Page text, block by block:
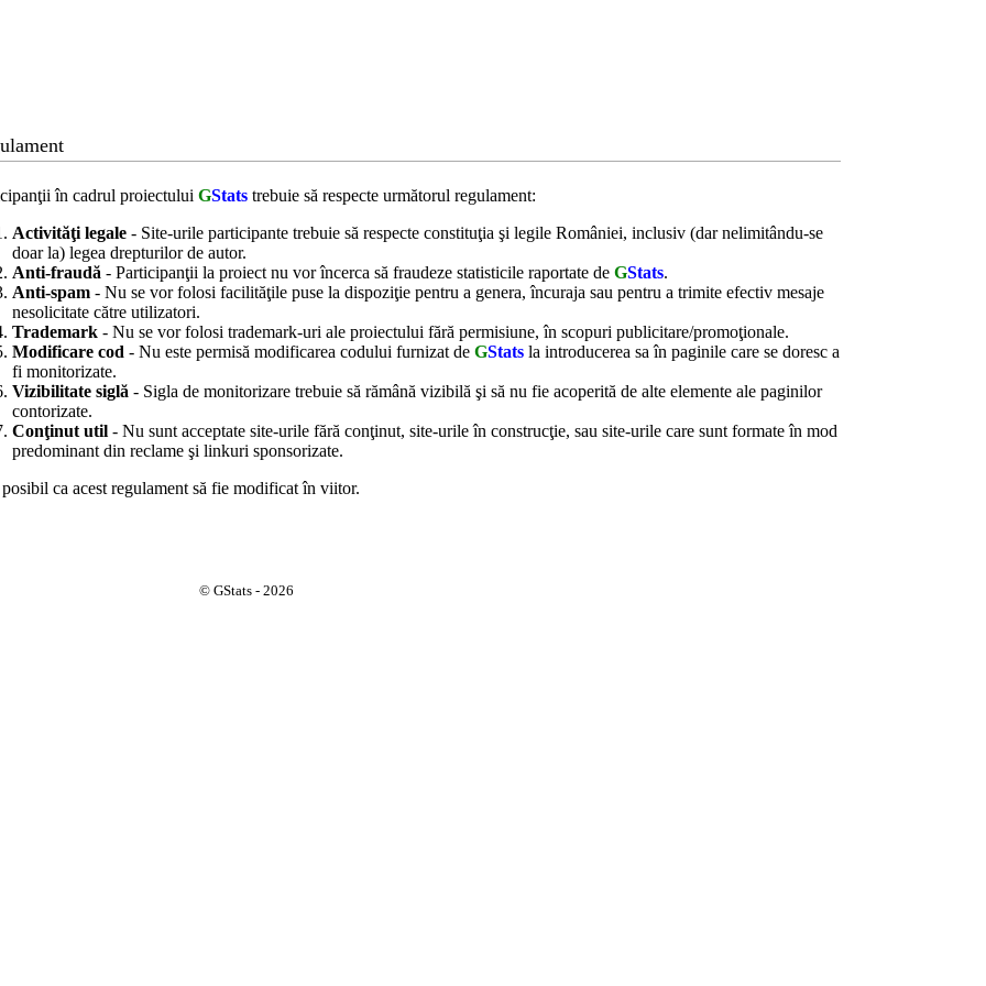
în cadrul proiectului GStatstrebuie să respecte următorul regulament:
Activităţi legale- Site-urile participante trebuie să respecte constituţia şi legile României, inclusiv (dar nelimitându-se
doar la) legea drepturilor de autor.
Anti-fraudă - Participanţii la proiect nu vor încerca să fraudeze statisticile raportate de GStats.
Anti-spam- Nu se vor folosi facilităţile puse la dispoziţie pentru a genera, încuraja sau pentru a trimite efectiv mesaje
nesolicitate către utilizatori.
Trademark- Nu se vor folosi trademark-uri ale proiectului fără permisiune, în scopuri publicitare/promoţionale.
Modificare cod - Nu este permisă modificarea codului furnizat de GStatsla introducerea sa în paginile care se doresc a
fi monitorizate.
Vizibilitate siglă - Sigla de monitorizare trebuie să rămână vizibilă şi să nu fie acoperită de alte elemente ale paginilor
contorizate.
Conţinut util- Nu sunt acceptate site-urile fără conţinut, site-urile în construcţie, sau site-urile care sunt formate în mod
predominant din reclame şi linkuri sponsorizate.
posibil ca acest regulament să fie modificat în viitor.
© GStats - 2026